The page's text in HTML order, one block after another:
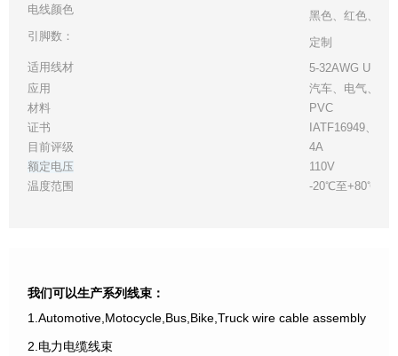
电线颜色
黑色、红色、绿
引脚数：
定制
适用线材
5-32AWG UL 或
应用
汽车、电气、工
材料
PVC
证书
IATF16949、UL
目前评级
4A
额定电压
110V
温度范围
-20℃至+80℃
我们可以生产系列线束：
1.Automotive,Motocycle,Bus,Bike,Truck wire cable assembly
2.电力电缆线束